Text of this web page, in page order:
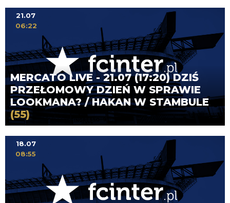
MERCATO LIVE - 21.07 (17:20) DZIŚ
PRZEŁOMOWY DZIEŃ W SPRAWIE
LOOKMANA? / HAKAN W STAMBULE
(55)
21.07
06:22
18.07
08:55